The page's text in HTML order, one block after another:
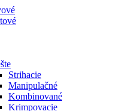
Strihacie
Manipulačné
Kombinované
Krimpovacie